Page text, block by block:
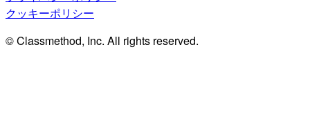
クッキーポリシー
© Classmethod, Inc. All rights reserved.